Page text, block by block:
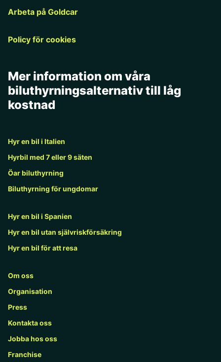
Arbeta på Goldcar
Policy för cookies
Mer information om våra
biluthyrningsalternativ till låg
kostnad
Hyr en bil i Italien
Hyrbil med 7 eller 9 säten
Öar biluthyrning
Biluthyrning för ungdomar
Hyr en bil i Spanien
Hyr en bil utan självriskförsäkring
Hyr en bil för att resa
Om oss
Organisation
Press
Kontakta oss
Jobba hos oss
Franchise